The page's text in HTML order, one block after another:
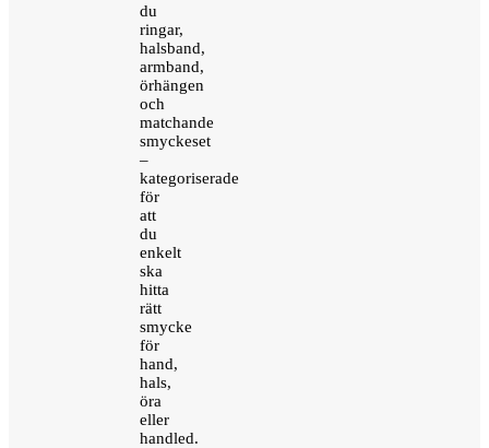
du
ringar,
halsband,
armband,
örhängen
och
matchande
smyckeset
–
kategoriserade
för
att
du
enkelt
ska
hitta
rätt
smycke
för
hand,
hals,
öra
eller
handled.